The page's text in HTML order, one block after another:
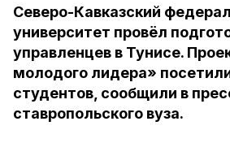
Северо-Кавказский
университет провёл
управленцев в Тунисе.
молодого лидера»
студентов, сообщили в
ставропольского вуза.